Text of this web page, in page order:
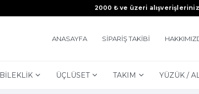
2000 ₺ ve üzeri
ANASAYFA SİPARİŞ TAKİBİ
BİLEKLİK ÜÇLÜSET TAKIM YÜZÜK /